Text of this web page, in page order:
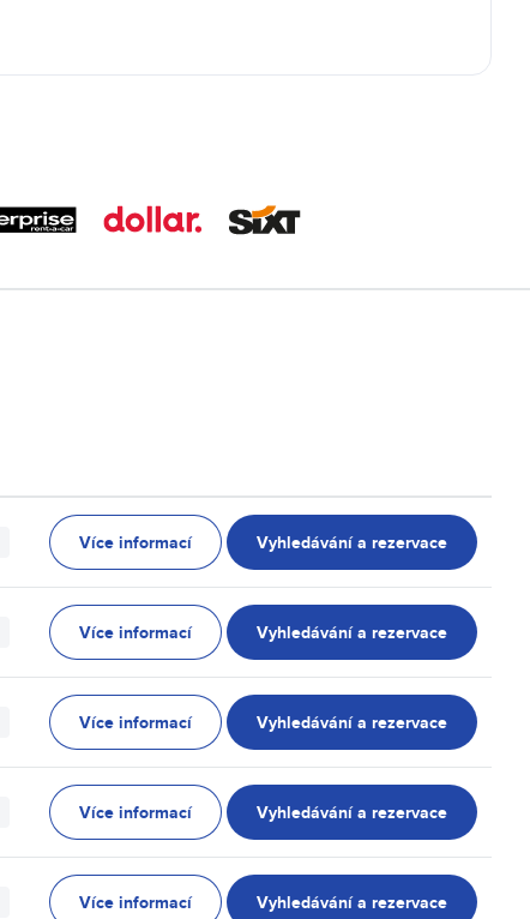
Více informací Vyhledávání a rezervace
Více informací Vyhledávání a rezervace
Více informací Vyhledávání a rezervace
Více informací Vyhledávání a rezervace
Více informací Vyhledávání a rezervace